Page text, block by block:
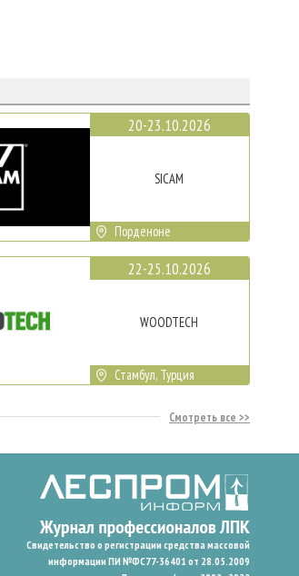
20-23.10.2026
SICAM
Порденоне
22-25.10.2026
WOODTECH
Стамбул, Турция
Смотреть все
Свидетельство о регистрации средства массовой
информации ПИ №ФС77-36401 от 28.05.2009